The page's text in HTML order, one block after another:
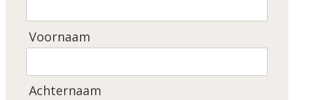
Voornaam
Achternaam